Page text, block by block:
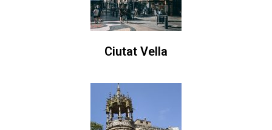
Ciutat Vella